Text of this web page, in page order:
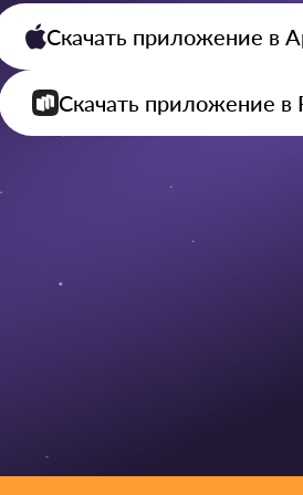
Скачать приложение в
Скачать приложение в